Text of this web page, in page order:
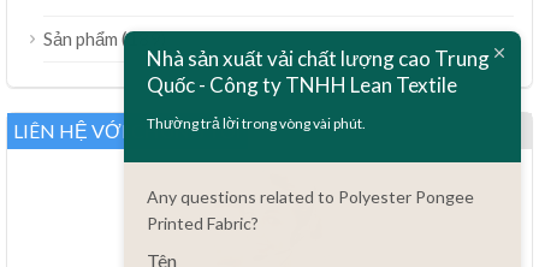
Sản phẩm (189)
LIÊN HỆ VỚI CHÚNG TÔI
Nhà sản xuất vải chất lượng cao Trung
Quốc - Công ty TNHH Lean Textile
Thường trả lời trong vòng vài phút.
Any questions related to Polyester Pongee
Printed Fabric?
Tên
Türkçe
Bahasa Indonesia
Polski
Bahasa Melayu
ไทย